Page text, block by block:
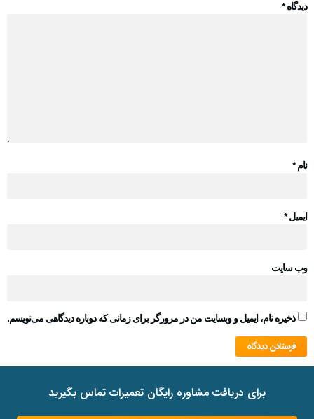
دیدگاه*
نام*
ایمیل*
وب‌ سایت
ذخیره نام، ایمیل و وبسایت من در مرورگر برای زمانی که دوباره دیدگاهی می‌نویسم.
برای دریافت مشاوره رایگان تعمیرات تماس بگیرید